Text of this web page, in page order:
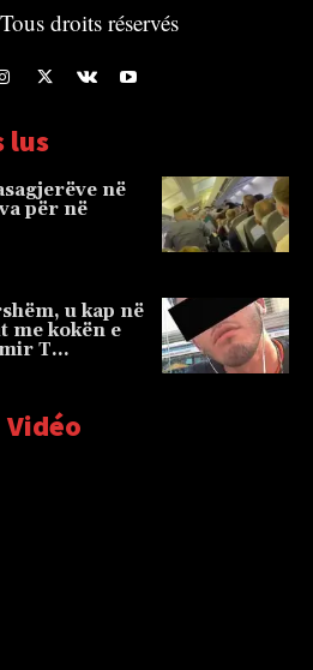
droits réservés
lus
në
për në
u kap në
me kokën e
T…
Vidéo